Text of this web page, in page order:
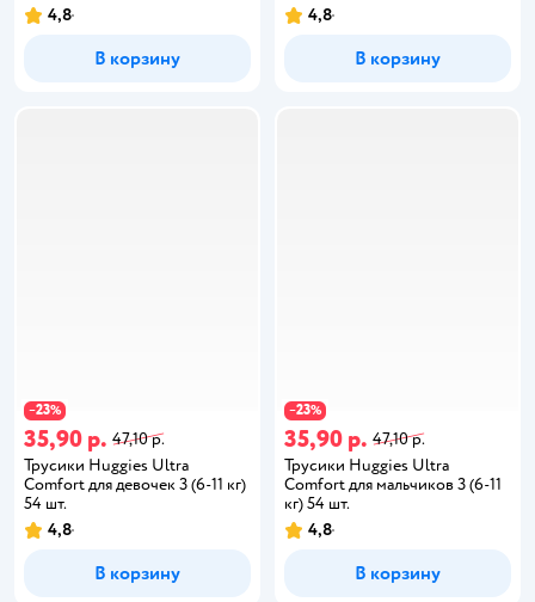
4,8
В корзину
4,8
В корзину
−23%
35,90 р. 47,10 р.
Трусики Huggies Ultra
Comfort для девочек 3 (6-11 кг)
54 шт.
4,8
В корзину
−23%
35,90 р. 47,10 р.
Трусики Huggies Ultra
Comfort для мальчиков 3 (6-11
кг) 54 шт.
4,8
В корзину